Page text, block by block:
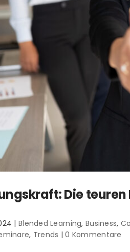
Die
| Blended Learning, Business,
, Trends |0 Kommentare